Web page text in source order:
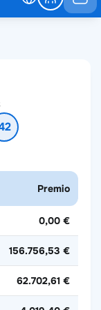
Premio
0,00 €
156.756,53 €
62.702,61 €